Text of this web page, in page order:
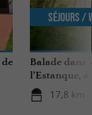
Balade dans
l’Estanque, à
17,8 km -
Séjours /